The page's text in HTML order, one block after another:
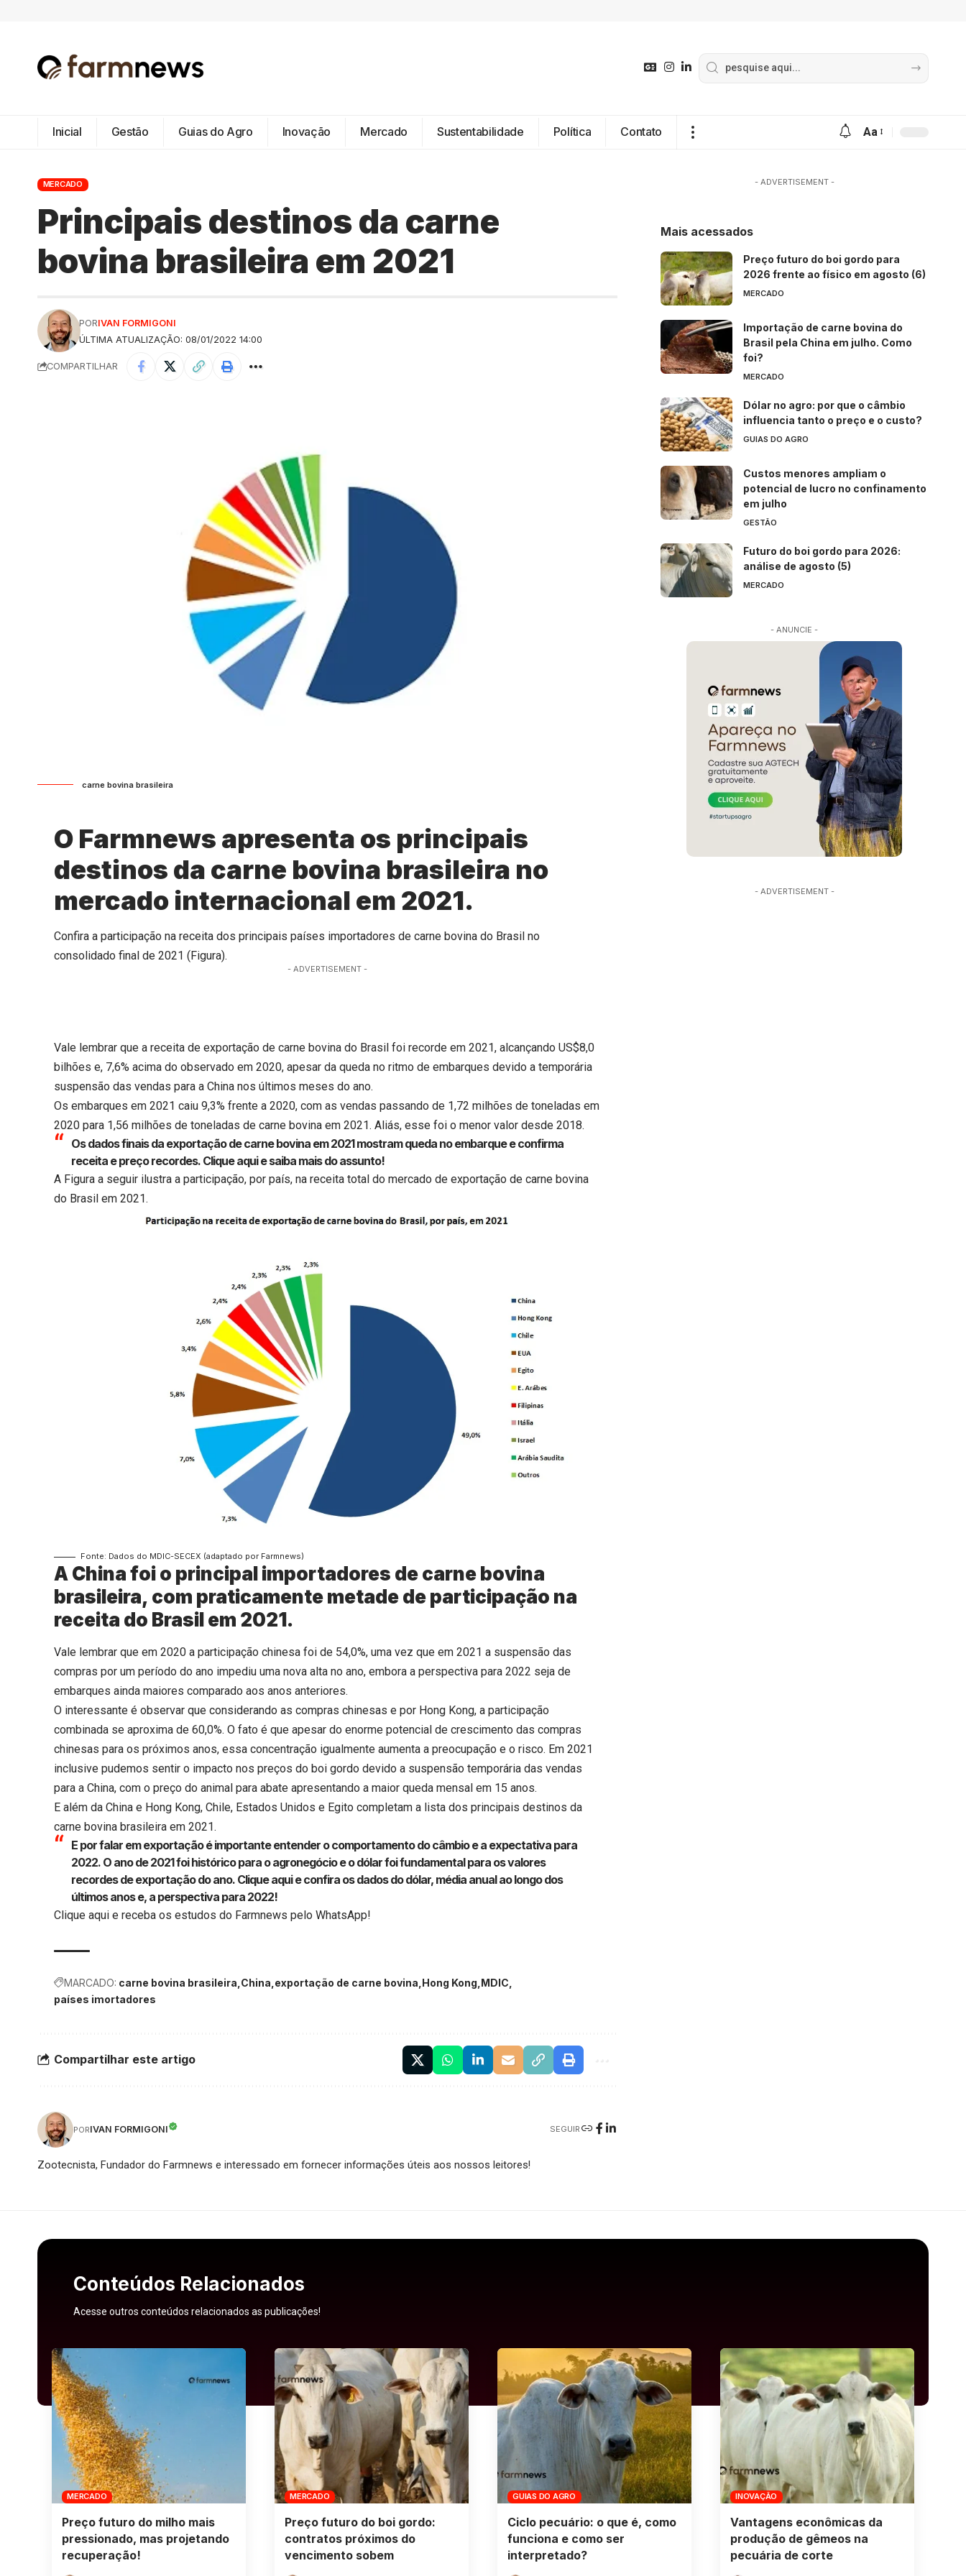
Inicial Gestão Guias do Agro Inovação Mercado Sustentabilidade Política Contato Aa
MERCADO
Principais destinos da carne
bovina brasileira em 2021
ÚLTIMA ATUALIZAÇÃO: 08/01/2022 14:00
PORIVAN FORMIGONI
COMPARTILHAR
carne bovina brasileira
O Farmnews apresenta os principais
destinos da carne bovina brasileira no
mercado internacional em 2021.
Confira a participação na receita dos principais países importadores de carne bovina do Brasil no
consolidado final de 2021 (Figura).
- ADVERTISEMENT -
Vale lembrar que a receita de exportação de carne bovina do Brasil foi recorde em 2021, alcançando US$8,0
bilhões e, 7,6% acima do observado em 2020, apesar da queda no ritmo de embarques devido a temporária
suspensão das vendas para a China nos últimos meses do ano.
Os embarques em 2021 caiu 9,3% frente a 2020, com as vendas passando de 1,72 milhões de toneladas em
2020 para 1,56 milhões de toneladas de carne bovina em 2021. Aliás, esse foi o menor valor desde 2018.
Os dados finais da exportação de carne bovina em 2021 mostram queda no embarque e confirma
receita e preço recordes. Clique aquie saiba mais do assunto!
A Figura a seguir ilustra a participação, por país, na receita total do mercado de exportação de carne bovina
do Brasil em 2021.
Fonte: Dados do MDIC-SECEX (adaptado por Farmnews)
A China foi o principal importadores de carne bovina
brasileira, com praticamente metade de participação na
receita do Brasil em 2021.
Vale lembrar que em 2020 a participação chinesa foi de 54,0%, uma vez que em 2021 a suspensão das
compras por um período do ano impediu uma nova alta no ano, embora a perspectiva para 2022 seja de
embarques ainda maiores comparado aos anos anteriores.
O interessante é observar que considerando as compras chinesas e por Hong Kong, a participação
combinada se aproxima de 60,0%. O fato é que apesar do enorme potencial de crescimento das compras
chinesas para os próximos anos, essa concentração igualmente aumenta a preocupação e o risco. Em 2021
inclusive pudemos sentir o impacto nos preços do boi gordo devido a suspensão temporária das vendas
para a China, com o preço do animal para abate apresentando a maior queda mensal em 15 anos.
E além da China e Hong Kong, Chile, Estados Unidos e Egito completam a lista dos principais destinos da
carne bovina brasileira em 2021.
E por falar em exportação é importante entender o comportamento do câmbio e a expectativa para
2022. O ano de 2021 foi histórico para o agronegócio e o dólar foi fundamental para os valores
recordes de exportação do ano. Clique aquie confira os dados do dólar, média anual ao longo dos
últimos anos e, a perspectiva para 2022!
Clique aqui e receba os estudos do Farmnews pelo WhatsApp!
MARCADO: carne bovina brasileira China exportação de carne bovina Hong Kong MDIC
países imortadores
Compartilhar este artigo
PORIVAN FORMIGONI SEGUIR
Zootecnista, Fundador do Farmnews e interessado em fornecer informações úteis aos nossos leitores!
- ADVERTISEMENT -
Mais acessados
Preço futuro do boi gordo para
2026 frente ao físico em agosto (6)
MERCADO
Importação de carne bovina do
Brasil pela China em julho. Como
foi?
MERCADO
Dólar no agro: por que o câmbio
influencia tanto o preço e o custo?
GUIAS DO AGRO
Custos menores ampliam o
potencial de lucro no confinamento
em julho
GESTÃO
Futuro do boi gordo para 2026:
análise de agosto (5)
MERCADO
- ANUNCIE -
- ADVERTISEMENT -
Conteúdos Relacionados
Acesse outros conteúdos relacionados as publicações!
MERCADO
Preço futuro do milho mais
pressionado, mas projetando
recuperação!
MERCADO
Preço futuro do boi gordo:
contratos próximos do
vencimento sobem
GUIAS DO AGRO
Ciclo pecuário: o que é, como
funciona e como ser
interpretado?
INOVAÇÃO
Vantagens econômicas da
produção de gêmeos na
pecuária de corte